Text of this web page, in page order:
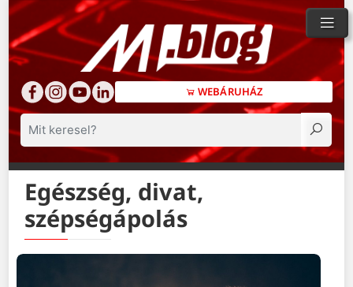
WEBÁRUHÁZ
Keresés
Egészség, divat,
szépségápolás